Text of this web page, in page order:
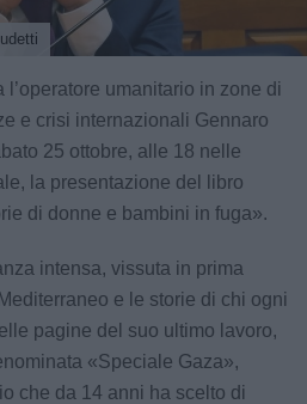
l’operatore umanitario in zone di
e crisi internazionali Gennaro
25 ottobre, alle 18 nelle
la presentazione del libro
di donne e bambini in fuga».
intensa, vissuta in prima
e le storie di chi ogni
pagine del suo ultimo lavoro,
«Speciale Gaza»,
che da 14 anni ha scelto di